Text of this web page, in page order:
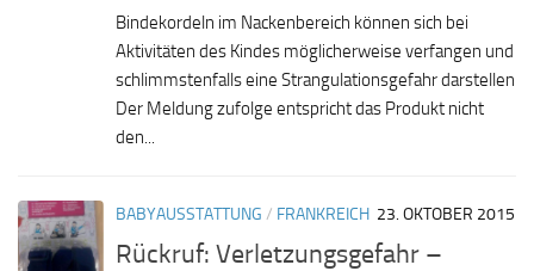
Bindekordeln im Nackenbereich können sich bei
Aktivitäten des Kindes möglicherweise verfangen und
schlimmstenfalls eine Strangulationsgefahr darstellen
Der Meldung zufolge entspricht das Produkt nicht
den...
BABYAUSSTATTUNG / FRANKREICH 23. OKTOBER 2015
Rückruf: Verletzungsgefahr –